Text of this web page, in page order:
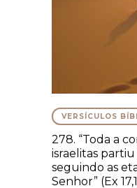
VERSÍCULOS
278. “Toda a
israelitas
seguindo as
Senhor” (Ex